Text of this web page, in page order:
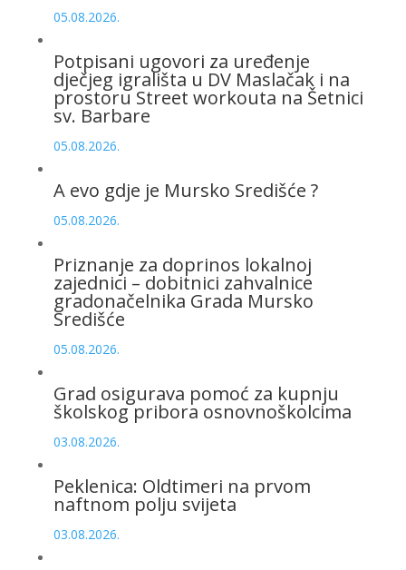
05.08.2026.
Potpisani ugovori za uređenje
dječjeg igrališta u DV Maslačak i na
prostoru Street workouta na Šetnici
sv. Barbare
05.08.2026.
A evo gdje je Mursko Središće ?
05.08.2026.
Priznanje za doprinos lokalnoj
zajednici – dobitnici zahvalnice
gradonačelnika Grada Mursko
Središće
05.08.2026.
Grad osigurava pomoć za kupnju
školskog pribora osnovnoškolcima
03.08.2026.
Peklenica: Oldtimeri na prvom
naftnom polju svijeta
03.08.2026.